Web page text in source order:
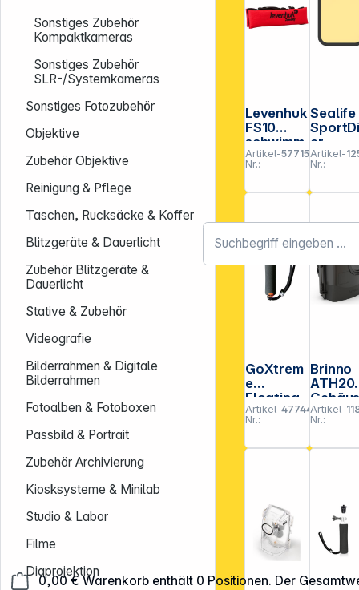
0,00 € Warenkorb enthält 0 Positionen. Der
Sonstiges Zubehör
Kompaktkameras
Sonstiges Zubehör
SLR-/Systemkameras
Sonstiges Fotozubehör
Objektive
Zubehör Objektive
Reinigung & Pflege
Taschen, Rucksäcke & Koffer
Blitzgeräte & Dauerlicht
Zubehör Blitzgeräte &
Dauerlicht
Stative & Zubehör
Videografie
Bilderrahmen & Digitale
Bilderrahmen
Fotoalben & Fotoboxen
Passbild & Portrait
Zubehör Archivierung
Kiosksysteme & Minilab
Studio & Labor
Filme
Diaprojektion
Levenhuk
FS10
schwimm
fähiger
Riemen
Artikel-
Nr.:
577159
Sealife
er
Gelb
)
Artikel-
Nr.:
GoXtrem
e
Floating
Grip
Artikel-
Nr.:
477444
Brinno
Artikel-
Nr.: